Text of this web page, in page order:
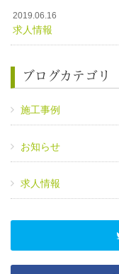
2019.06.16
求人情報
ブログカテゴリ
施工事例
お知らせ
求人情報